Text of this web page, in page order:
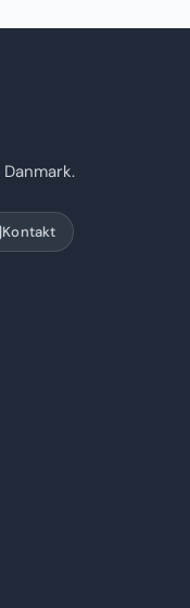
Kontakt